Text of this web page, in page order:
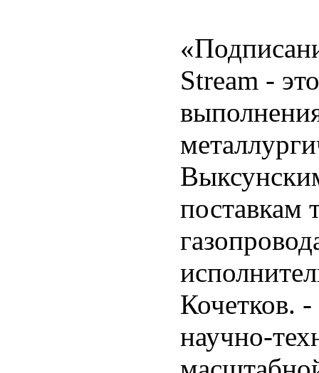
Stream -
поставкам
Кочетков.
научно-